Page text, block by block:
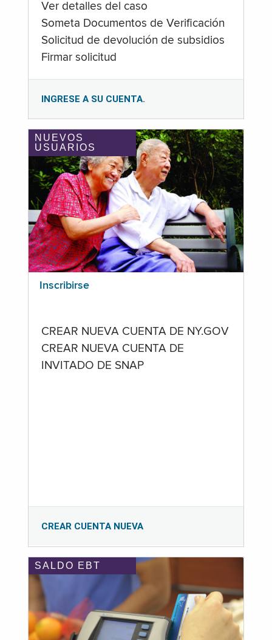
Ver detalles del caso
Someta Documentos de Verificación
Solicitud de devolución de subsidios
Firmar solicitud
INGRESE A SU CUENTA.
NUEVOS
USUARIOS
Inscribirse
CREAR NUEVA CUENTA DE NY.GOV
CREAR NUEVA CUENTA DE
INVITADO DE SNAP
CREAR CUENTA NUEVA
SALDO EBT